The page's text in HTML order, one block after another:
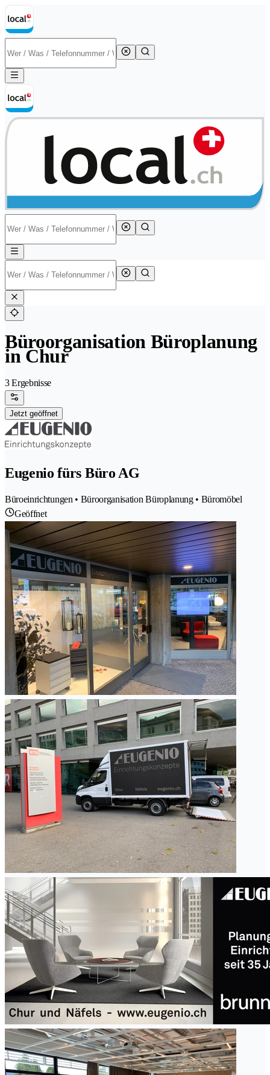
Büroorganisation Büroplanung
in Chur
3 Ergebnisse
Jetzt geöffnet
Eugenio fürs Büro AG
Büroeinrichtungen • Büroorganisation Büroplanung • Büromöbel
Geöffnet